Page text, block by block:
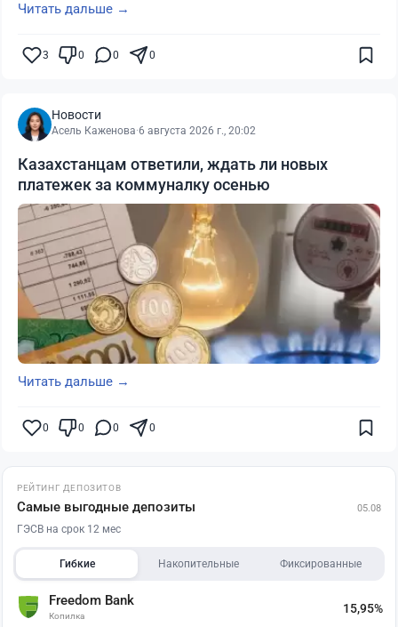
Читать дальше →
3 0 0 0
Новости
Асель Каженова·6 августа 2026 г., 20:02
Казахстанцам ответили, ждать ли новых
платежек за коммуналку осенью
Читать дальше →
0 0 0 0
РЕЙТИНГ ДЕПОЗИТОВ
Самые выгодные депозиты 05.08
ГЭСВ на срок 12 мес
Гибкие Накопительные Фиксированные
Freedom Bank
Копилка
15,95%